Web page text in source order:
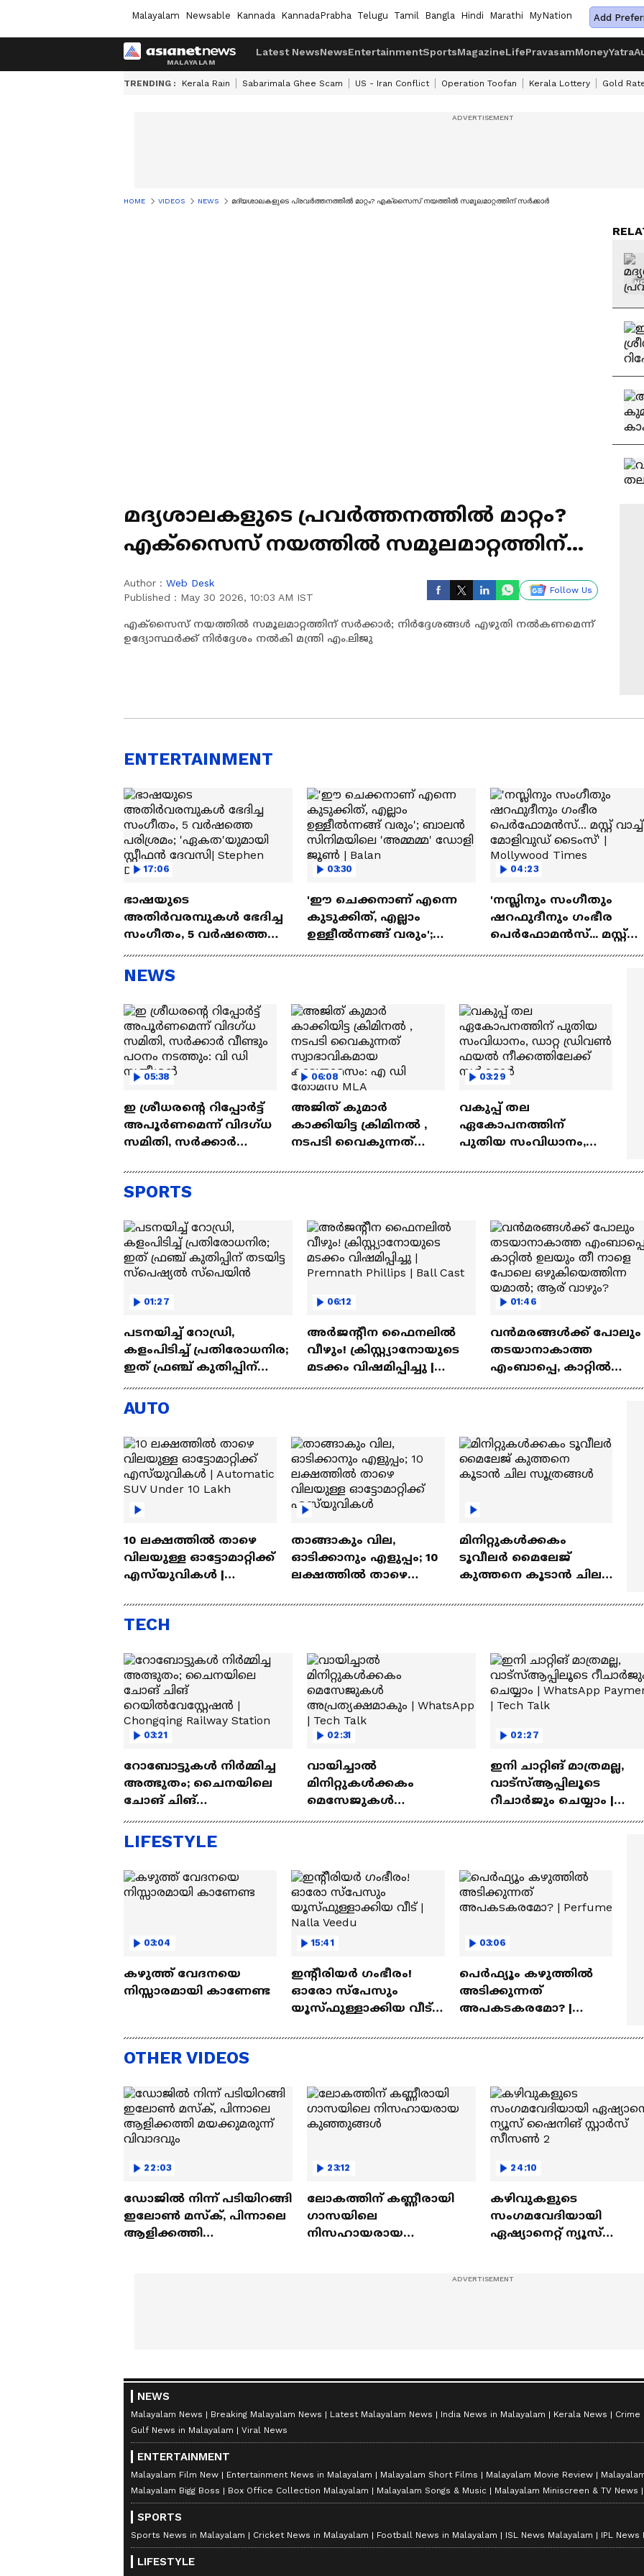
Malayalam Newsable Kannada KannadaPrabha Telugu Tamil Bangla Hindi Marathi MyNation Add
Latest NewsNewsEntertainmentSportsMagazineLifePravasamMoneyYatra
TRENDING : Kerala Rain Sabarimala Ghee Scam US - Iran Conflict Operation Toofan Kerala Lottery Gold
HOME VIDEOS NEWS മദ്യശാലകളുടെ പ്രവര്‍ത്തനത്തില്‍ മാറ്റം? എക്സൈസ് നയത്തില്‍ സമൂലമാറ്റത്തിന് സര്‍ക്കാര്‍
മദ്യശാലകളുടെ പ്രവര്‍ത്തനത്തില്‍ മാറ്റം?
എക്സൈസ് നയത്തില്‍ സമൂലമാറ്റത്തിന്
Author : Web Desk
Published : May 30 2026, 10:03 AM IST
Follow Us
എക്സൈസ് നയത്തില്‍ സമൂലമാറ്റത്തിന് സര്‍ക്കാര്‍; നിർദ്ദേശങ്ങൾ എഴുതി നൽകണമെന്ന്
ഉദ്യോസ്ഥർക്ക് നിർദ്ദേശം നല്‍കി മന്ത്രി എം.ലിജു
ENTERTAINMENT
17:06
ഭാഷയുടെ
അതിർവരമ്പുകൾ ഭേദിച്ച
സംഗീതം, 5 വർഷത്തെ
പരിശ്രമം; 'ഏകത'യുമായി
സ്റ്റീഫൻ ദേവസി| Stephen
03:30
'ഈ ചെക്കനാണ് എന്നെ
കുടുക്കിത്, എല്ലാം
ഉള്ളീൽന്നങ്ങ് വരും';
ബാലൻ സിനിമയിലെ
04:23
'നസ്ലിനും സംഗീതും
ഷറഫുദീനും ഗംഭീര
പെർഫോമൻസ്... മസ്റ്റ്
വാച്ച് മോളിവുഡ്
NEWS
05:38
ഇ ശ്രീധരൻ്റെ റിപ്പോർട്ട്
അപൂർണമെന്ന് വിദഗ്‌ധ
സമിതി, സർക്കാർ
വി ഡി സതീശൻ
06:08
അജിത് കുമാർ
കാക്കിയിട്ട ക്രിമിനൽ ,
നടപടി വൈകുന്നത്
കാലതാമസം: എ ഡി
03:29
വകുപ്പ് തല
ഏകോപനത്തിന്
പുതിയ സംവിധാനം,
നീക്കത്തിലേക്ക്
SPORTS
01:27
പടനയിച്ച് റോഡ്രി,
കളംപിടിച്ച് പ്രതിരോധനിര;
ഇത് ഫ്രഞ്ച് കുതിപ്പിന്
തടയിട്ട സ്പെഷ്യൽ
സ്പെയിൻ
06:12
അര്‍ജന്റീന ഫൈനലില്‍
വീഴും! ക്രിസ്റ്റ്യാനോയുടെ
മടക്കം വിഷമിപ്പിച്ചു |
Premnath Phillips | Ball Cast
01:46
വൻമരങ്ങൾക്ക് പോലും
തടയാനാകാത്ത
എംബാപ്പെ, കാറ്റിൽ
ഉലയും തീ നാളെ
AUTO
10 ലക്ഷത്തിൽ താഴെ
വിലയുള്ള ഓട്ടോമാറ്റിക്ക്
എസ്‍യുവികൾ |
Lakh
താങ്ങാകും വില,
ഓടിക്കാനും എളുപ്പം; 10
ലക്ഷത്തിൽ താഴെ
എസ്‍യുവികൾ
മിനിറ്റുകൾക്കകം
ടൂവീലർ മൈലേജ്
കുത്തനെ കൂടാൻ ചില
TECH
03:21
റോബോട്ടുകൾ നിർമ്മിച്ച
അത്ഭുതം; ചൈനയിലെ
ചോങ് ചിങ്
Chongqing Railway Station
02:31
വായിച്ചാൽ
മിനിറ്റുകൾക്കകം
മെസേജുകള്‍
02:27
ഇനി ചാറ്റിങ് മാത്രമല്ല,
വാട്‌സ്‌ആപ്പിലൂടെ
റീചാർജും ചെയ്യാം |
LIFESTYLE
03:04
കഴുത്ത് വേദനയെ
നിസ്സാരമായി കാണേണ്ട
15:41
ഇന്റീരിയർ ഗംഭീരം!
ഓരോ സ്‌പേസും
യൂസ്ഫുള്ളാക്കിയ വീട് |
03:06
പെർഫ്യൂം കഴുത്തിൽ
അടിക്കുന്നത്
അപകടകരമോ? |
OTHER VIDEOS
22:03
ഡോജിൽ നിന്ന് പടിയിറങ്ങി
ഇലോൺ മസ്ക്, പിന്നാലെ
ആളിക്കത്തി
23:12
ലോകത്തിന് കണ്ണീരായി
ഗാസയിലെ
നിസഹായരായ
24:10
കഴിവുകളുടെ
സംഗമവേദിയായി
ഏഷ്യാനെറ്റ് ന്യൂസ്
NEWS
Malayalam News Breaking Malayalam News Latest Malayalam News India News in Malayalam Kerala News Crime
Gulf News in Malayalam
Viral News
ENTERTAINMENT
Malayalam Film New Entertainment News in Malayalam Malayalam Short Films Malayalam Movie Review
Malayalam Bigg Boss
Box Office Collection Malayalam Malayalam Songs & Music Malayalam Miniscreen & TV News
SPORTS
Sports News in Malayalam Cricket News in Malayalam Football News in Malayalam ISL News Malayalam IPL News
LIFESTYLE